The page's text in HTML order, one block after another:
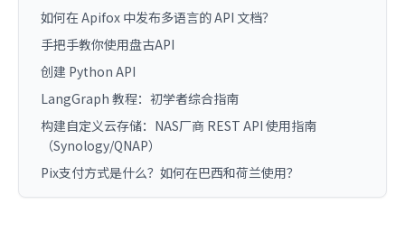
如何在 Apifox 中发布多语言的 API 文档？
手把手教你使用盘古API
创建 Python API
LangGraph 教程：初学者综合指南
构建自定义云存储：NAS厂商 REST API 使用指南
（Synology/QNAP）
Pix支付方式是什么？如何在巴西和荷兰使用？